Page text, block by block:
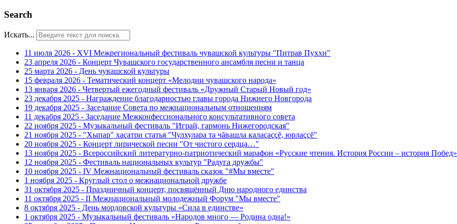
Search
Искать...
11 июля 2026 - XVI Межрегиональный фестиваль чувашской культуры "Питрав Пуххи"
23 апреля 2026 - Концерт Чувашского государственного ансамбля песни и танца
25 марта 2026 - День чувашской культуры
15 февраля 2026 - Тематический концерт «Мелодии чувашского народа»
13 января 2026 - Четвертый ежегодный фестиваль «Дружный Старый Новый год»
23 декабря 2025 - Награждение благодарностью главы города Нижнего Новгорода
19 декабря 2025 - Заседание Совета по межнациональным отношениям
11 декабря 2025 - Заседание Межконфессионального консультативного совета
22 ноября 2025 - Музыкальный фестиваль "Играй, гармонь Нижегородская"
21 ноября 2025 - "Хыпар" хаçатри статья "Чулхулара та чăвашла калаçаççĕ, юрлаççĕ"
20 ноября 2025 - Концерт лирической песни "От чистого сердца…"
13 ноября 2025 - Всероссийский литературно-патриотический марафон «Русские чтения. История России – история Побед»
12 ноября 2025 - Фестиваль национальных культур "Радуга дружбы"
10 ноября 2025 - IV Межнациональный фестиваль сказок "#Мы вместе"
1 ноября 2025 - Круглый стол о межнациональной дружбе
31 октября 2025 - Праздничный концерт, посвящённый Дню народного единства
11 октября 2025 - II Межнациональный молодежный Форум "Мы вместе"
8 октября 2025 - День мордовской культуры «Сила в единстве»
1 октября 2025 - Музыкальный фестиваль «Народов много — Родина одна!»